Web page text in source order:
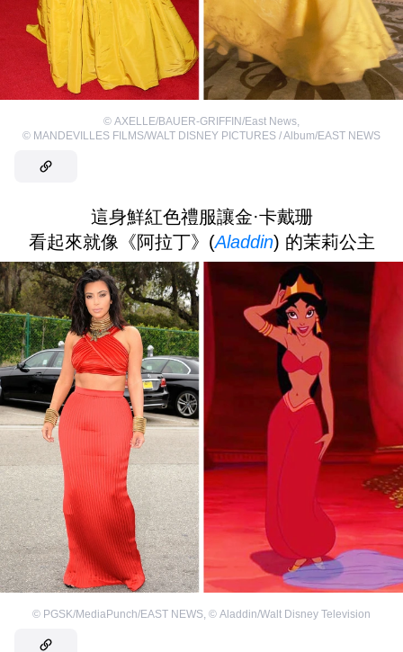
© AXELLE/BAUER-GRIFFIN/East News,
© MANDEVILLES FILMS/WALT DISNEY PICTURES / Album/EAST NEWS
這身鮮紅色禮服讓金·卡戴珊
看起來就像《阿拉丁》(Aladdin) 的茉莉公主
© PGSK/MediaPunch/EAST NEWS © Aladdin/Walt Disney Television